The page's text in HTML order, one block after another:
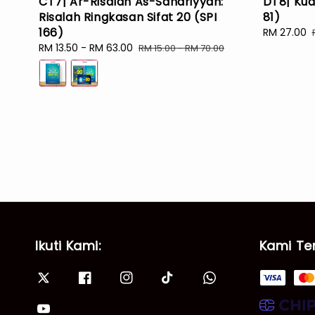
Risalah Ringkasan Sifat 20 (SPI
166)
Sale
price
RM 13.50 - RM 63.00 Regular
RM 15.00-RM 70.00
81)
Sale
RM 27.00
Ikuti Kami: Kami